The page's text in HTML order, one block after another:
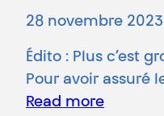
28 novembre 2023
Édito : Plus c’est
Pour avoir assuré
Read more